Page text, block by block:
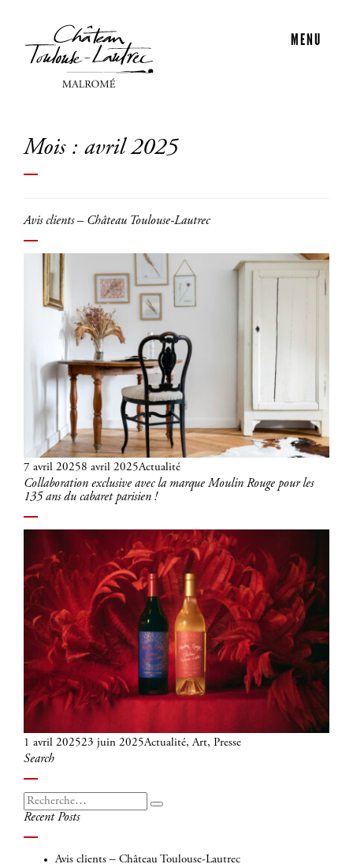
MENU
Mois : avril 2025
Avis clients – Château Toulouse-Lautrec
Publié
le
7 avril 20258 avril 2025Catégories
Actualité
Collaboration exclusive avec la marque Moulin Rouge pour les
135 ans du cabaret parisien !
Publié
le
1 avril 202523 juin 2025Catégories
Actualité,Art, Presse
Search
Recherche
pour
:
Recherche
Recent Posts
Avis clients – Château Toulouse-Lautrec